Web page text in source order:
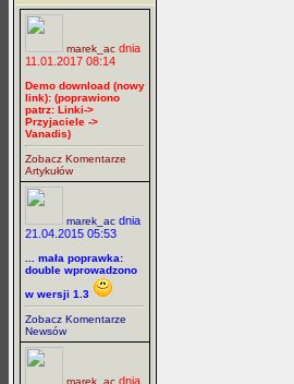
marek_ac dnia
11.01.2017 08:14
Demo download (nowy
link): (poprawiono
patrz: Linki->
Przyjaciele ->
Vanadis)
Zobacz Komentarze
Artykułów
marek_ac dnia
21.04.2015 05:53
... mała poprawka:
double wprowadzono
w wersji 1.3
Zobacz Komentarze
Newsów
marek_ac dnia